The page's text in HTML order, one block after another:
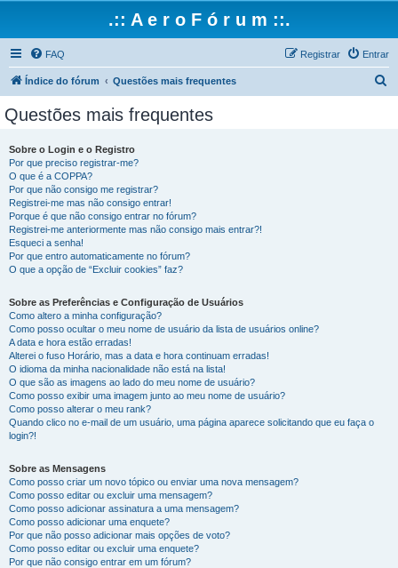
.:: A e r o F ó r u m ::.
FAQ Entrar
Registrar
Índice do fórum Questões mais frequentes
Questões mais frequentes
Sobre o Login e o Registro
Por que preciso registrar-me?
O que é a COPPA?
Por que não consigo me registrar?
Registrei-me mas não consigo entrar!
Porque é que não consigo entrar no fórum?
Registrei-me anteriormente mas não consigo mais entrar?!
Esqueci a senha!
Por que entro automaticamente no fórum?
O que a opção de “Excluir cookies” faz?
Sobre as Preferências e Configuração de Usuários
Como altero a minha configuração?
Como posso ocultar o meu nome de usuário da lista de usuários online?
A data e hora estão erradas!
Alterei o fuso Horário, mas a data e hora continuam erradas!
O idioma da minha nacionalidade não está na lista!
O que são as imagens ao lado do meu nome de usuário?
Como posso exibir uma imagem junto ao meu nome de usuário?
Como posso alterar o meu rank?
Quando clico no e-mail de um usuário, uma página aparece solicitando que eu faça o
login?!
Sobre as Mensagens
Como posso criar um novo tópico ou enviar uma nova mensagem?
Como posso editar ou excluir uma mensagem?
Como posso adicionar assinatura a uma mensagem?
Como posso adicionar uma enquete?
Por que não posso adicionar mais opções de voto?
Como posso editar ou excluir uma enquete?
Por que não consigo entrar em um fórum?